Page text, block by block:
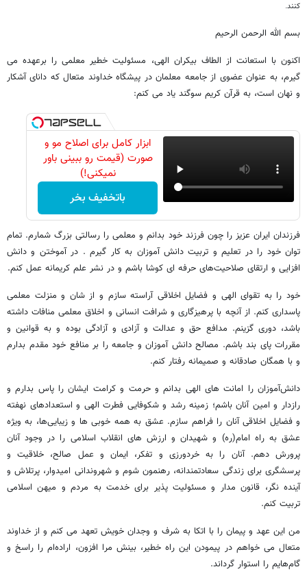
کنند.
بسم الله الرحمن الرحیم
اکنون با استعانت از الطاف بیکران الهی، مسئولیت خطیر معلمی را برعهده می
گیرم، به عنوان عضوی از جامعه معلمان در پیشگاه خداوند متعال که دانای آشکار
و نهان است، به قرآن کریم سوگند یاد می کنم:
ابزار کامل برای اصلاح مو و
صورت (قیمت رو ببینی باور
نمیکنی!)
باتخفیف بخر
فرزندان ایران عزیز را چون فرزند خود بدانم و معلمی را رسالتی بزرگ شمارم. تمام
توان خود را در تعلیم و تربیت دانش آموزان به کار گیرم . در آموختن و دانش
افزایی و ارتقای صلاحیت‌های حرفه ای کوشا باشم و در نشر علم کریمانه عمل کنم.
خود را به تقوای الهی و فضایل اخلاقی آراسته سازم و از شان و منزلت معلمی
پاسداری کنم. از آنچه با پرهیزگاری و شرافت انسانی و اخلاق معلمی منافات داشته
باشد، دوری گزینم. مدافع حق و عدالت و آزادی و آزادگی بوده و به قوانین و
مقررات پای بند باشم. مصالح دانش آموزان و جامعه را بر منافع خود مقدم بدارم
و با همگان صادقانه و صمیمانه رفتار کنم.
دانش‌آموزان را امانت های الهی بدانم و حرمت و کرامت ایشان را پاس بدارم و
رازدار و امین آنان باشم؛ زمینه رشد و شکوفایی فطرت الهی و استعدادهای نهفته
و فضایل اخلاقی آنان را فراهم سازم. عشق به همه خوبی ها و زیبایی‌ها، به ویژه
عشق به راه امام(ره) و شهیدان و ارزش های انقلاب اسلامی را در وجود آنان
پرورش دهم. آنان را به خردورزی و تفکر، ایمان و عمل صالح، خلاقیت و
پرسشگری برای زندگی سعادتمندانه، رهنمون شوم و شهروندانی امیدوار، پرتلاش و
آینده نگر، قانون مدار و مسئولیت پذیر برای خدمت به مردم و میهن اسلامی
تربیت کنم.
من این عهد و پیمان را با اتکا به شرف و وجدان خویش تعهد می کنم و از خداوند
متعال می خواهم در پیمودن این راه خطیر، بینش مرا افزون، اراده‌ام را راسخ و
گام‌هایم را استوار گرداند.